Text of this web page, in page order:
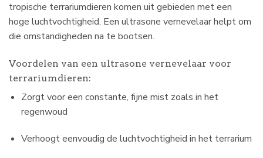
tropische terrariumdieren komen uit gebieden met een
hoge luchtvochtigheid. Een ultrasone vernevelaar helpt om
die omstandigheden na te bootsen.
Voordelen van een ultrasone vernevelaar voor
terrariumdieren:
Zorgt voor een constante, fijne mist zoals in het
regenwoud
Verhoogt eenvoudig de luchtvochtigheid in het terrarium